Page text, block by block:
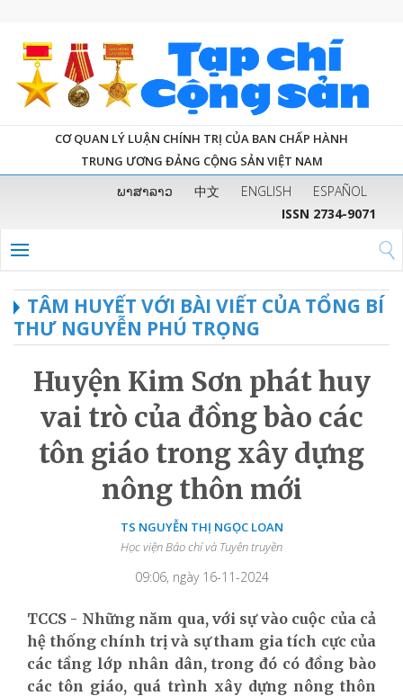
CƠ QUAN LÝ LUẬN CHÍNH TRỊ CỦA BAN CHẤP HÀNH
TRUNG ƯƠNG ĐẢNG CỘNG SẢN VIỆT NAM
ພາສາລາວ 中文 ENGLISH
ESPAÑOL
ISSN 2734-9071
TÂM HUYẾT VỚI BÀI VIẾT CỦA TỔNG BÍ
THƯ NGUYỄN PHÚ TRỌNG
Huyện Kim Sơn phát huy
vai trò của đồng bào các
tôn giáo trong xây dựng
nông thôn mới
TS NGUYỄN THỊ NGỌC LOAN
Học viện Báo chí và Tuyên truyền
09:06, ngày 16-11-2024
TCCS - Những năm qua, với sự vào cuộc của cả
hệ thống chính trị và sự tham gia tích cực của
các tầng lớp nhân dân, trong đó có đồng bào
các tôn giáo, quá trình xây dựng nông thôn